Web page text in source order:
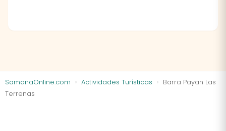
SamanaOnline.com Actividades Turísticas
Barra Payan Las
Terrenas